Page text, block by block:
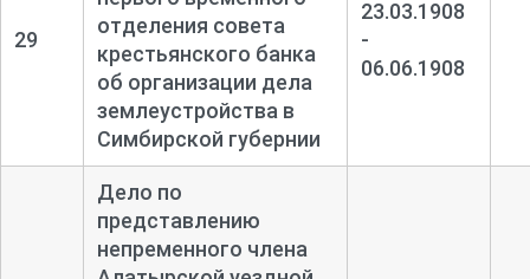
29
отделения совета
крестьянского банка
об организации дела
землеустройства в
Симбирской губернии
23.03.1908
-
06.06.1908
Дело по
представлению
непременного члена